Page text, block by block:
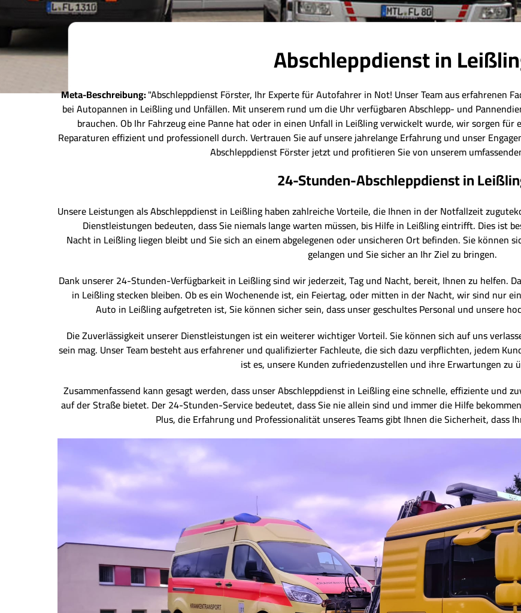
Abschleppdienst in
Meta-Beschreibung:"Abschleppdienst Förster, Ihr Experte für Autofahrer in Not! Unser Team aus erfahrenen
bei Autopannen in Leißling und Unfällen. Mit unserem rund um die Uhr verfügbaren Abschlepp- und
brauchen. Ob Ihr Fahrzeug eine Panne hat oder in einen Unfall in Leißling verwickelt wurde, wir sorgen
Reparaturen effizient und professionell durch. Vertrauen Sie auf unsere jahrelange Erfahrung und unser
Abschleppdienst Förster jetzt und profitieren Sie von unserem
24-Stunden-Abschleppdienst in
Unsere Leistungen als Abschleppdienst in Leißling haben zahlreiche Vorteile, die Ihnen in der Notfallzeit
Dienstleistungen bedeuten, dass Sie niemals lange warten müssen, bis Hilfe in Leißling eintrifft. Dies ist
Nacht in Leißling liegen bleibt und Sie sich an einem abgelegenen oder unsicheren Ort befinden. Sie können
gelangen und Sie sicher an Ihr Ziel zu bringen.
Dank unserer 24-Stunden-Verfügbarkeit in Leißling sind wir jederzeit, Tag und Nacht, bereit, Ihnen zu helfen.
in Leißling stecken bleiben. Ob es ein Wochenende ist, ein Feiertag, oder mitten in der Nacht, wir sind nur
Auto in Leißling aufgetreten ist, Sie können sicher sein, dass unser geschultes Personal und unsere
Die Zuverlässigkeit unserer Dienstleistungen ist ein weiterer wichtiger Vorteil. Sie können sich auf uns
sein mag. Unser Team besteht aus erfahrener und qualifizierter Fachleute, die sich dazu verpflichten, jedem
ist es, unsere Kunden zufriedenzustellen und ihre Erwartungen zu
Zusammenfassend kann gesagt werden, dass unser Abschleppdienst in Leißling eine schnelle, effiziente und
auf der Straße bietet. Der 24-Stunden-Service bedeutet, dass Sie nie allein sind und immer die Hilfe
Plus, die Erfahrung und Professionalität unseres Teams gibt Ihnen die Sicherheit, dass